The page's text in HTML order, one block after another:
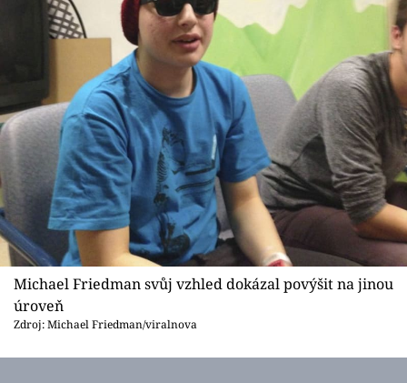
Michael Friedman svůj vzhled dokázal povýšit na jinou
úroveň
Zdroj: Michael Friedman/viralnova